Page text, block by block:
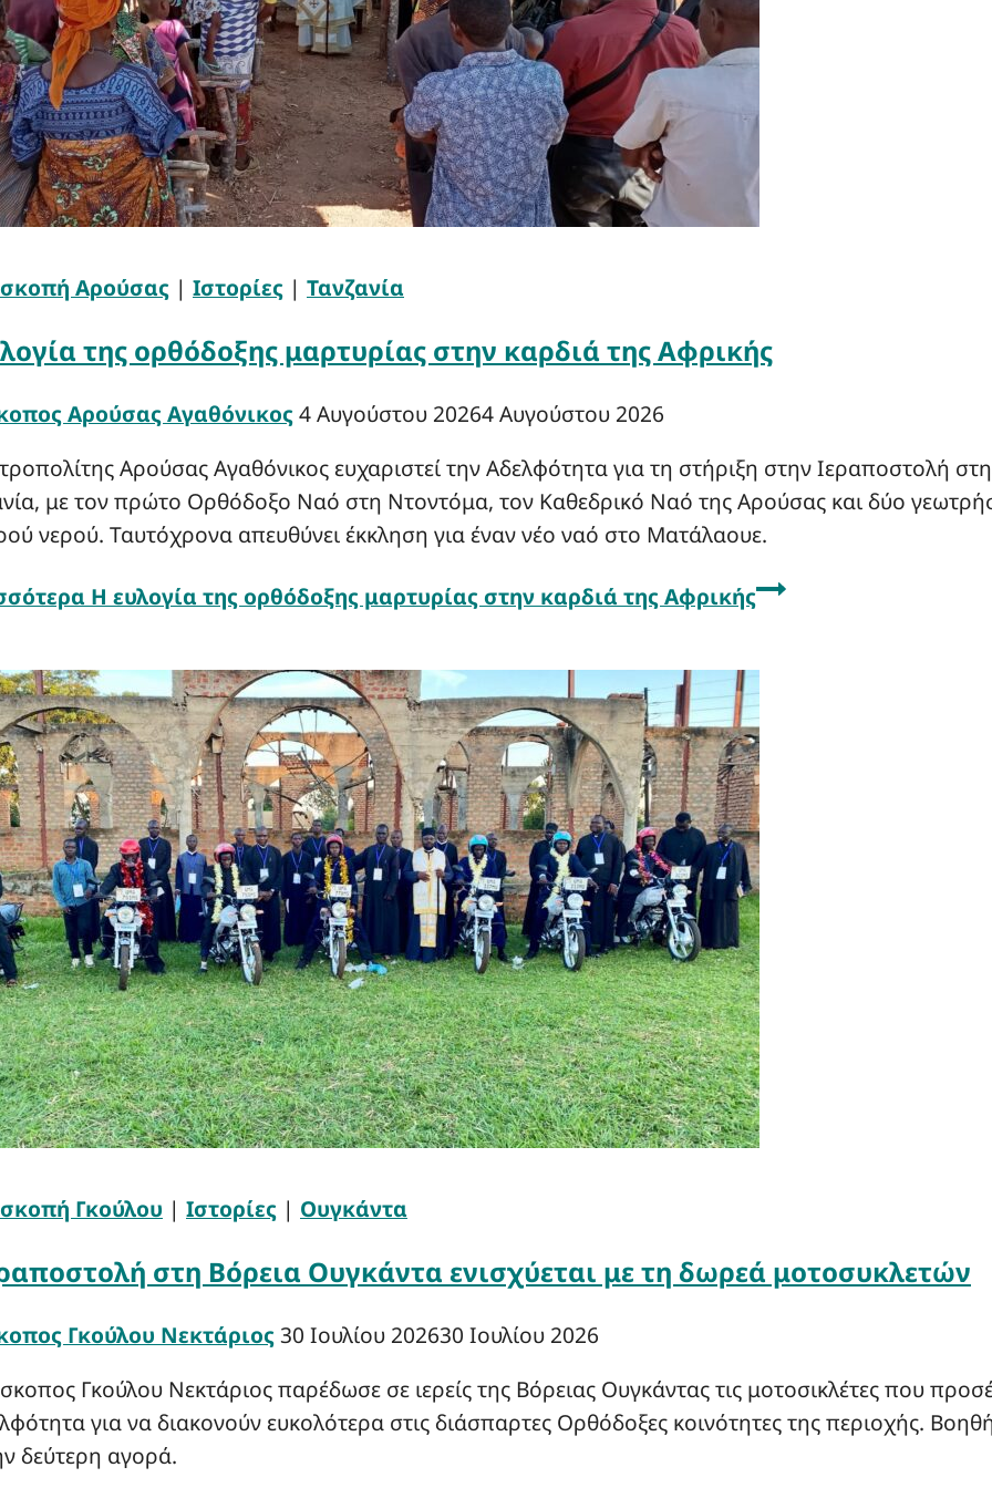
Αρούσας | Ιστορίες | Τανζανία
της ορθόδοξης μαρτυρίας στην καρδιά της Αφρικής
Αρούσας Αγαθόνικος 4 Αυγούστου 20264 Αυγούστου 2026
Αρούσας Αγαθόνικος ευχαριστεί την Αδελφότητα για τη στήριξη στην Ιεραποστολή
με τον πρώτο Ορθόδοξο Ναό στη Ντοντόμα, τον Καθεδρικό Ναό της Αρούσας και δύο
νερού. Ταυτόχρονα απευθύνει έκκληση για έναν νέο ναό στο Ματάλαουε.
Η ευλογία της ορθόδοξης μαρτυρίας στην καρδιά της Αφρικής
Γκούλου | Ιστορίες | Ουγκάντα
στη Βόρεια Ουγκάντα ενισχύεται με τη δωρεά μοτοσυκλετών
Γκούλου Νεκτάριος 30 Ιουλίου 202630 Ιουλίου 2026
Γκούλου Νεκτάριος παρέδωσε σε ιερείς της Βόρειας Ουγκάντας τις μοτοσικλέτες που
για να διακονούν ευκολότερα στις διάσπαρτες Ορθόδοξες κοινότητες της περιοχής.
δεύτερη αγορά.